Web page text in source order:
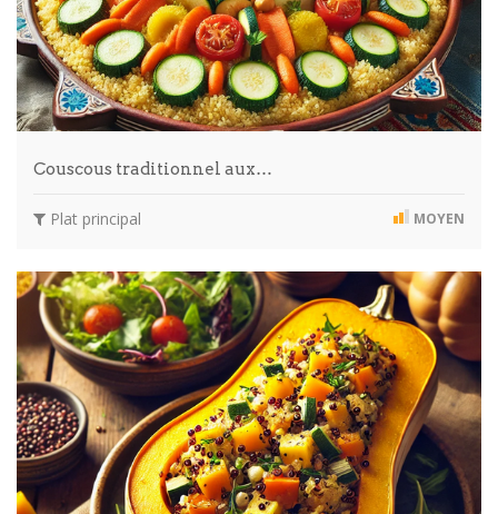
Couscous traditionnel aux…
Plat principal MOYEN